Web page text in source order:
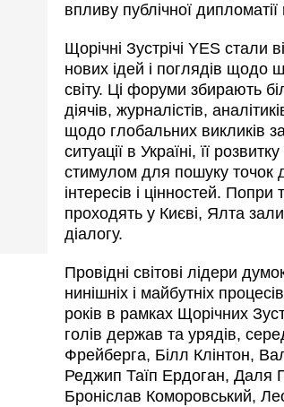
впливу публічної
Щорічні Зустрічі YES
нових ідей і поглядів щодо
світу. Ці форуми збирають
діячів, журналістів,
щодо глобальних викликів
ситуації в Україні, її
стимулом для пошуку точок
інтересів і цінностей.
проходять у Києві, Ялта
діалогу.
Провідні світові лідери
нинішніх і майбутніх
років в рамках Щорічних
голів держав та урядів,
Фрейберга, Білл Клінтон,
Реджип Таїп Ердоган, Даля
Броніслав Коморовський,